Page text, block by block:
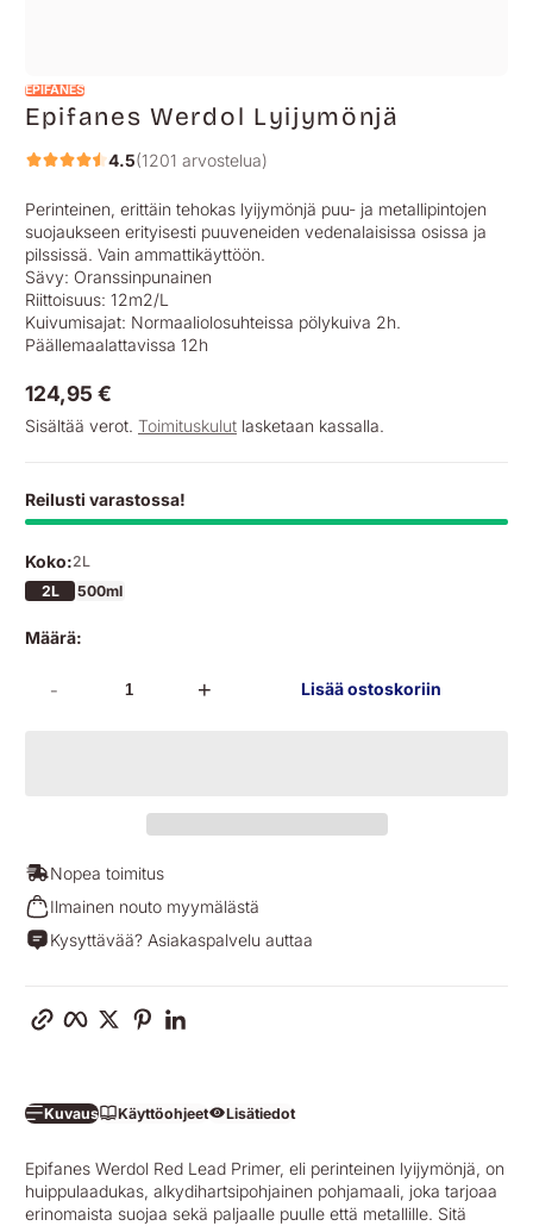
EPIFANES
Epifanes Werdol Lyijymönjä
4.5(1201 arvostelua)
Perinteinen, erittäin tehokas lyijymönjä puu- ja metallipintojen
suojaukseen erityisesti puuveneiden vedenalaisissa osissa ja
pilssissä. Vain ammattikäyttöön.
Sävy: Oranssinpunainen
Riittoisuus: 12m2/L
Kuivumisajat: Normaaliolosuhteissa pölykuiva 2h.
Päällemaalattavissa 12h
Normaalihinta
124,95 €
Sisältää verot. Toimituskulut lasketaan kassalla.
Reilusti varastossa!
Koko:2L
2L
500ml
Määrä:
- + Lisää ostoskoriin
Nopea toimitus
Ilmainen nouto myymälästä
Kysyttävää? Asiakaspalvelu auttaa
FacebookTwitterPinterest
Kuvaus Käyttöohjeet Lisätiedot
Epifanes Werdol Red Lead Primer, eli perinteinen lyijymönjä, on
huippulaadukas, alkydihartsipohjainen pohjamaali, joka tarjoaa
erinomaista suojaa sekä paljaalle puulle että metallille. Sitä